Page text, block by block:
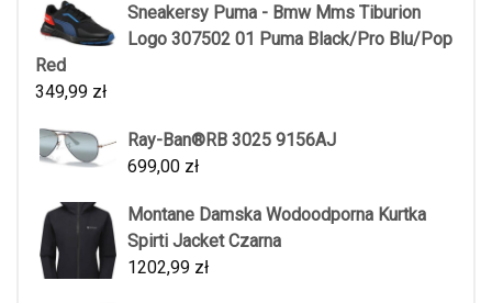
Sneakersy Puma - Bmw Mms Tiburion
Logo 307502 01 Puma Black/Pro Blu/Pop
Red
349,99 zł
Ray-Ban®RB 3025 9156AJ
699,00 zł
Montane Damska Wodoodporna Kurtka
Spirti Jacket Czarna
1202,99 zł